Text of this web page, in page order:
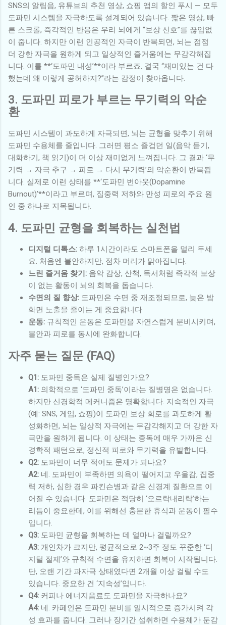
SNS의 알림음, 유튜브의 추천 영상, 쇼핑 앱의 할인 푸시 — 모두
도파민 시스템을 자극하도록 설계되어 있습니다. 짧은 영상, 빠
른 스크롤, 즉각적인 반응은 우리 뇌에게 “보상 신호”를 끊임없
이 줍니다. 하지만 이런 인공적인 자극이 반복되면, 뇌는 점점
더 강한 자극을 원하게 되고 일상적인 즐거움에는 무감각해집
니다. 이를 **‘도파민 내성’**이라 부르죠. 결국 “재미있는 건 다
했는데 왜 이렇게 공허하지?”라는 감정이 찾아옵니다.
3. 도파민 피로가 부르는 무기력의 악순
환
도파민 시스템이 과도하게 자극되면, 뇌는 균형을 맞추기 위해
도파민 수용체를 줄입니다. 그러면 평소 즐겁던 일(음악 듣기,
대화하기, 책 읽기)이 더 이상 재미없게 느껴집니다. 그 결과 ‘무
기력 → 자극 추구 → 피로 → 다시 무기력’의 악순환이 반복됩
니다. 실제로 이런 상태를 **‘도파민 번아웃(Dopamine
Burnout)’**이라고 부르며, 집중력 저하와 만성 피로의 주요 원
인 중 하나로 지목됩니다.
4. 도파민 균형을 회복하는 실천법
디지털 디톡스: 하루 1시간이라도 스마트폰을 멀리 두세
요. 처음엔 불안하지만, 점차 머리가 맑아집니다.
느린 즐거움 찾기: 음악 감상, 산책, 독서처럼 즉각적 보상
이 없는 활동이 뇌의 회복을 돕습니다.
수면의 질 향상: 도파민은 수면 중 재조정되므로, 늦은 밤
화면 노출을 줄이는 게 중요합니다.
운동: 규칙적인 운동은 도파민을 자연스럽게 분비시키며,
불안과 피로를 동시에 완화합니다.
자주 묻는 질문 (FAQ)
Q1: 도파민 중독은 실제 질병인가요?
A1: 의학적으로 ‘도파민 중독’이라는 질병명은 없습니다.
하지만 신경학적 메커니즘은 명확합니다. 지속적인 자극
(예: SNS, 게임, 쇼핑)이 도파민 보상 회로를 과도하게 활
성화하면, 뇌는 일상적 자극에는 무감각해지고 더 강한 자
극만을 원하게 됩니다. 이 상태는 중독에 매우 가까운 신
경학적 패턴으로, 정신적 피로와 무기력을 유발합니다.
Q2: 도파민이 너무 적어도 문제가 되나요?
A2: 네. 도파민이 부족하면 의욕이 떨어지고 우울감, 집중
력 저하, 심한 경우 파킨슨병과 같은 신경계 질환으로 이
어질 수 있습니다. 도파민은 적당히 ‘오르락내리락’하는
리듬이 중요한데, 이를 위해선 충분한 휴식과 운동이 필수
입니다.
Q3: 도파민 균형을 회복하는 데 얼마나 걸릴까요?
A3: 개인차가 크지만, 평균적으로 2~3주 정도 꾸준한 ‘디
지털 절제’와 규칙적 수면을 유지하면 회복이 시작됩니다.
단, 오랜 기간 과자극 상태였다면 2개월 이상 걸릴 수도
있습니다. 중요한 건 ‘지속성’입니다.
Q4: 커피나 에너지음료도 도파민을 자극하나요?
A4: 네. 카페인은 도파민 분비를 일시적으로 증가시켜 각
성 효과를 줍니다. 그러나 장기간 섭취하면 수용체가 둔감